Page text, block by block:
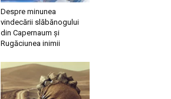
Despre minunea
vindecării slăbănogului
din Capernaum și
Rugăciunea inimii